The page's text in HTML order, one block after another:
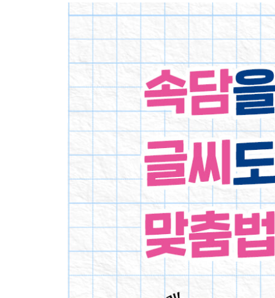
★ 둘째 마당 복습
셋째 마당: 사람과 관련된 속담
22 눈 가리고 아웅
23 귀가 항아리만 하다
25 혀 아래 도끼 들었다
26 도둑이 제 발 저리다
27 배보다 배꼽이 더 크다
28 입에 쓴 약이 병을 고친다
30 귀에 걸면 귀걸이 코에 걸면 코걸이
★ 셋째 마당 복습
넷째 마당: 물건과 관련된 속담